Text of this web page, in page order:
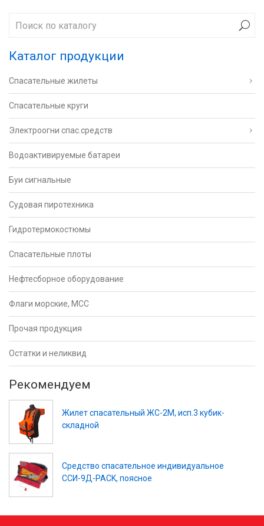
Каталог продукции
Спасательные жилеты
Спасательные круги
Электроогни спас.средств
Водоактивируемые батареи
Буи сигнальные
Судовая пиротехника
Гидротермокостюмы
Спасательные плоты
Нефтесборное оборудование
Флаги морские, МСС
Прочая продукция
Остатки и неликвид
Рекомендуем
Жилет спасательный ЖС-2М, исп.3 кубик-
складной
Средство спасательное индивидуальное
ССИ-9Д-PACK, поясное